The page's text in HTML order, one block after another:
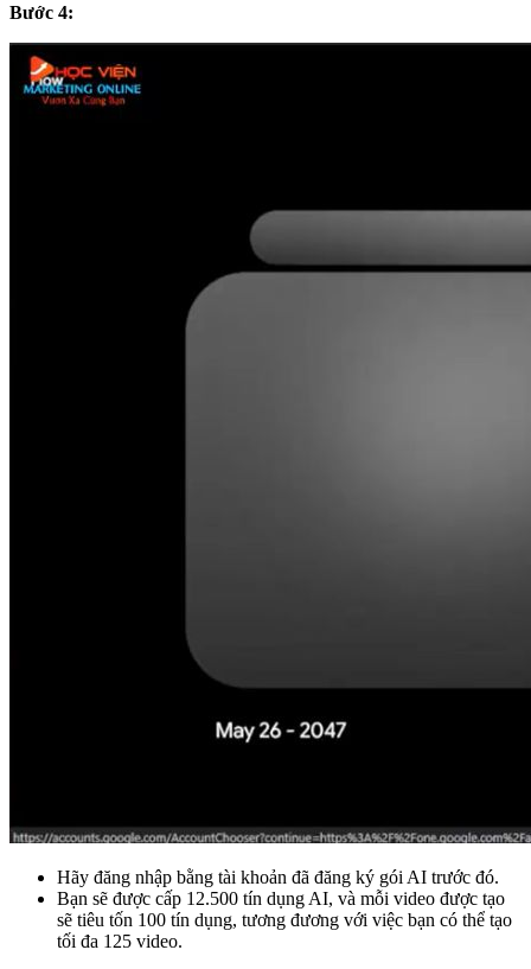
Bước 4:
Hãy đăng nhập bằng tài khoản đã đăng ký gói AI trước đó.
Bạn sẽ được cấp 12.500 tín dụng AI, và mỗi video được tạo
sẽ tiêu tốn 100 tín dụng, tương đương với việc bạn có thể tạo
tối đa 125 video.